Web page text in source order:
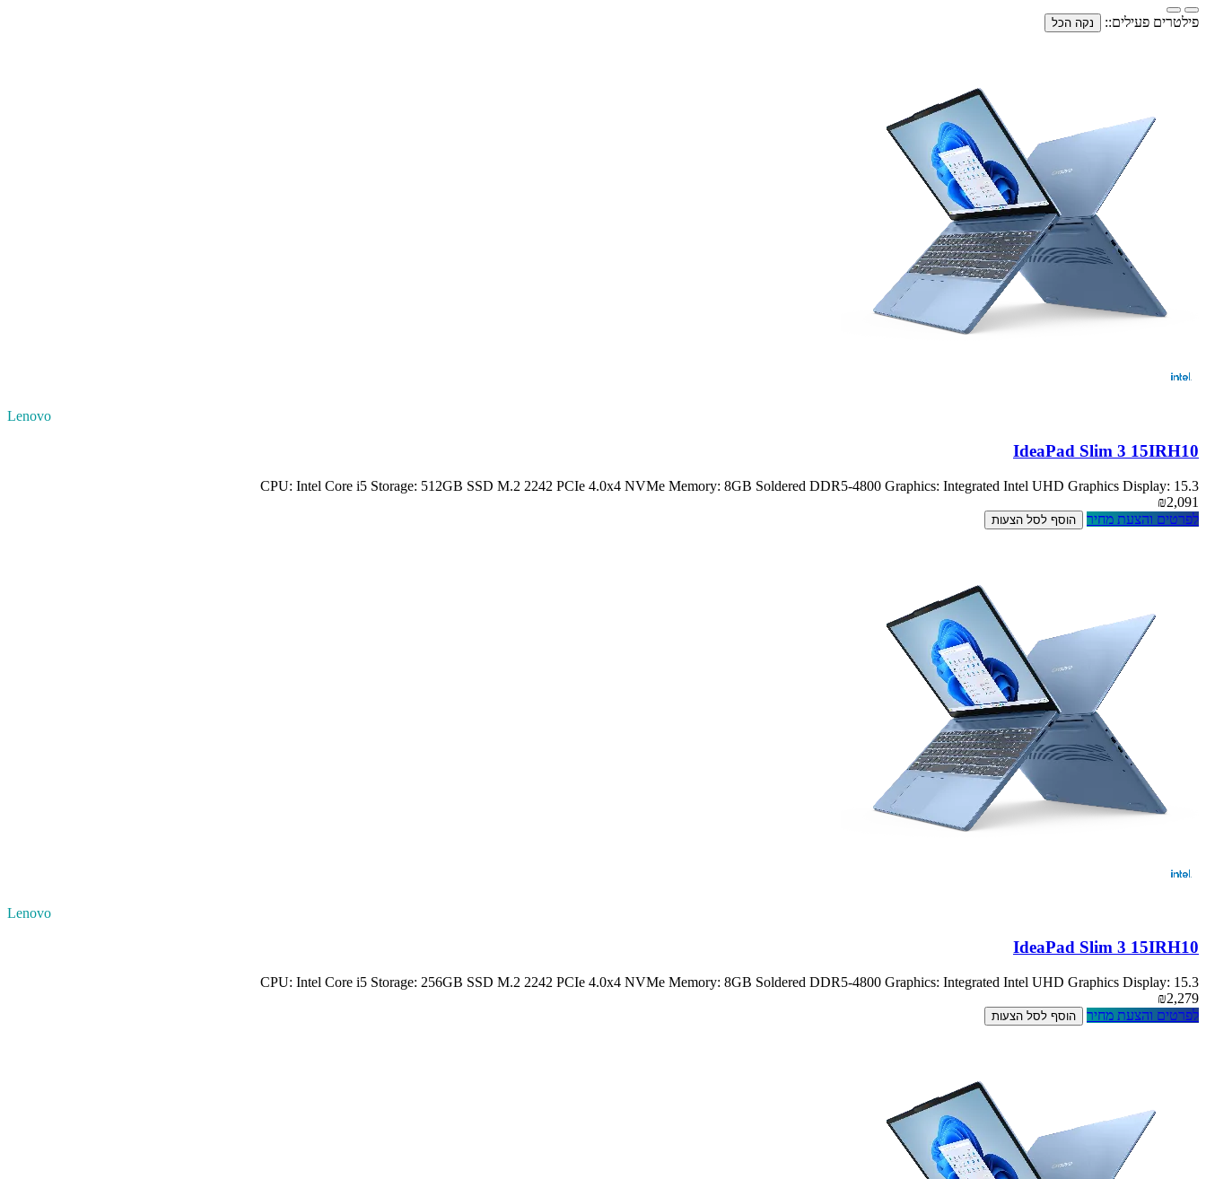
פילטרים פעילים:: נקה הכל
Lenovo
IdeaPad Slim 3 15IRH10
CPU: Intel Core i5 Storage: 512GB SSD M.2 2242 PCIe 4.0x4 NVMe Memory: 8GB Soldered DDR5-4800 Graphics: Integrated Intel UHD Graphics Display: 15.3
₪2,091
לפרטים והצעת מחיר
הוסף לסל הצעות
Lenovo
IdeaPad Slim 3 15IRH10
CPU: Intel Core i5 Storage: 256GB SSD M.2 2242 PCIe 4.0x4 NVMe Memory: 8GB Soldered DDR5-4800 Graphics: Integrated Intel UHD Graphics Display: 15.3
₪2,279
לפרטים והצעת מחיר
הוסף לסל הצעות